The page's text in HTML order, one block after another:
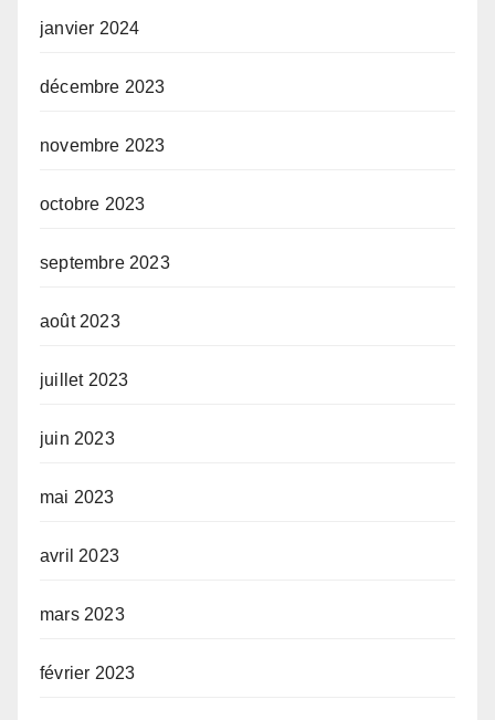
janvier 2024
décembre 2023
novembre 2023
octobre 2023
septembre 2023
août 2023
juillet 2023
juin 2023
mai 2023
avril 2023
mars 2023
février 2023